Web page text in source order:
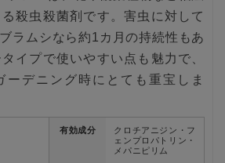
殺虫殺菌剤です。害虫に対して
ラムシなら約1カ月の持続性もあ
イプで使いやすい点も魅力で、
ーデニング時にとても重宝しま
有効成分
クロチアニジン・フ
ェンプロパトリン・
メパニピリム